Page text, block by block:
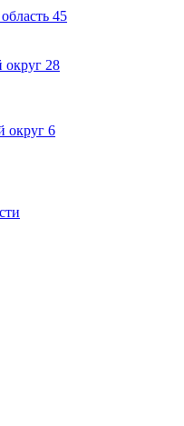
45
округ 28
округ 6